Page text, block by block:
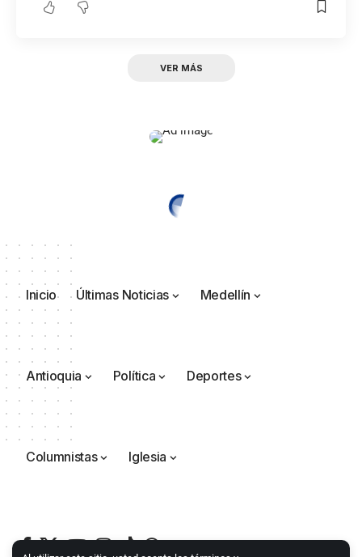
VER MÁS
Inicio Últimas Noticias Medellín
Antioquia Política Deportes
Columnistas Iglesia